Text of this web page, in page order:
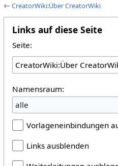
←CreatorWiki:Über CreatorWiki
Links auf diese Seite
Seite:
Namensraum:
alle
Vorlageneinbindungen
Links ausblenden